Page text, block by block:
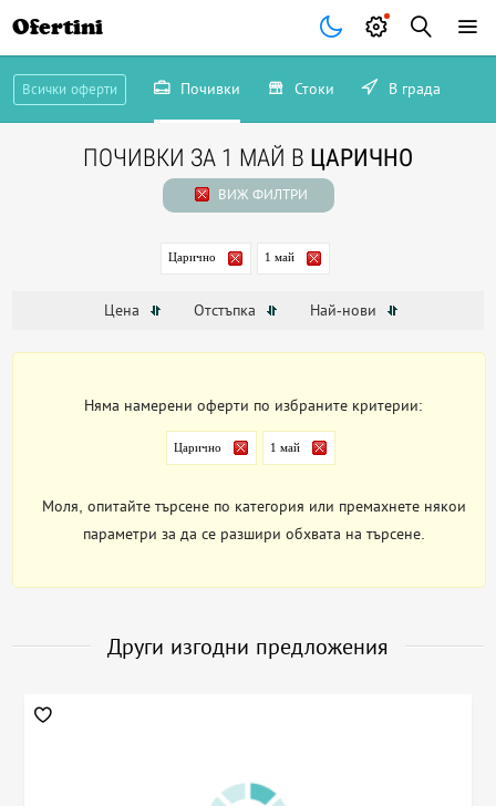
Ofertini
Всички оферти Почивки Стоки В града
ПОЧИВКИ ЗА 1 МАЙ В ЦАРИЧНО
ВИЖ ФИЛТРИ
Царично 1 май
Цена Отстъпка Най-нови
Няма намерени оферти по избраните критерии:
Царично 1 май
Моля, опитайте търсене по категория или премахнете някои
параметри за да се разшири обхвата на търсене.
Други изгодни предложения